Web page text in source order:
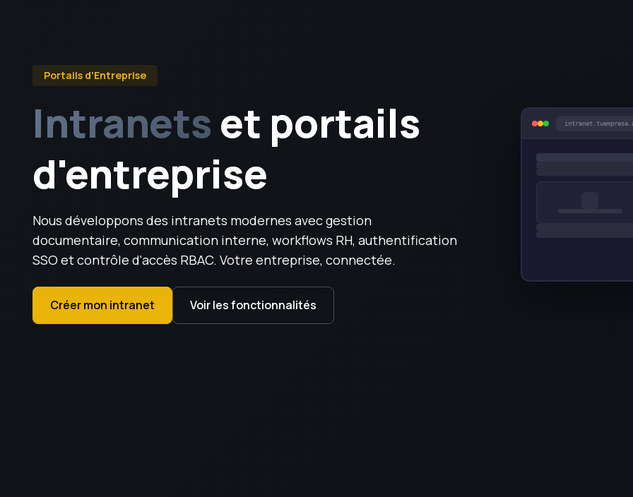
Portails d'Entreprise
Intranetset portails
d'entreprise
Nous développons des intranets modernes avec gestion
documentaire, communication interne, workflows RH, authentification
SSO et contrôle d'accès RBAC. Votre entreprise, connectée.
Créer mon intranet Voir les fonctionnalités